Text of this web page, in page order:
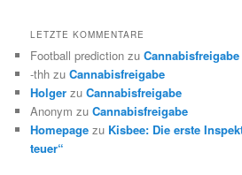
LETZTE KOMMENTARE
Football prediction zuCannabisfreigabe
-thh zuCannabisfreigabe
Holger zuCannabisfreigabe
Anonym zuCannabisfreigabe
Homepage zu Kisbee: Die erste
teuer“